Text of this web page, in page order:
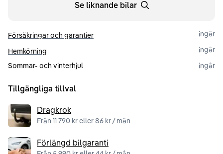
Se liknande bilar
Försäkringar och garantier
ingår
Hemkörning
ingår
Sommar- och vinterhjul
ingår
Tillgängliga tillval
Dragkrok
Från 11 790 kr eller 86 kr / mån
Förlängd bilgaranti